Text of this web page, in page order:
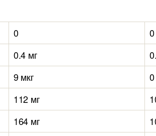
0
0
0.4 мг
9 мкг
0
112 мг
164 мг